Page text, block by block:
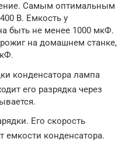
Самым оптимальным
В. Емкость у
быть не менее 1000 мкФ.
на домашнем станке,
конденсатора лампа
его разрядка через
Его скорость
емкости конденсатора.